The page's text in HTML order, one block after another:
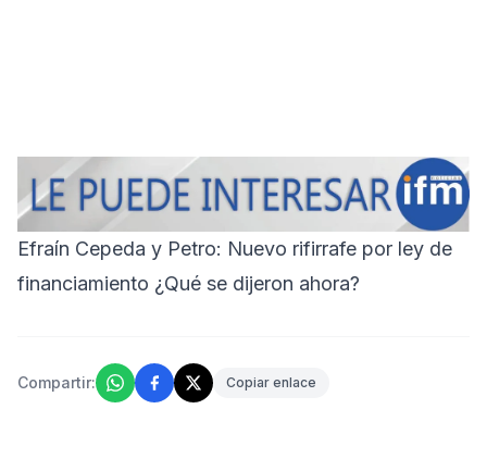
Efraín Cepeda y Petro: Nuevo rifirrafe por ley de
financiamiento ¿Qué se dijeron ahora?
Compartir: Copiar enlace